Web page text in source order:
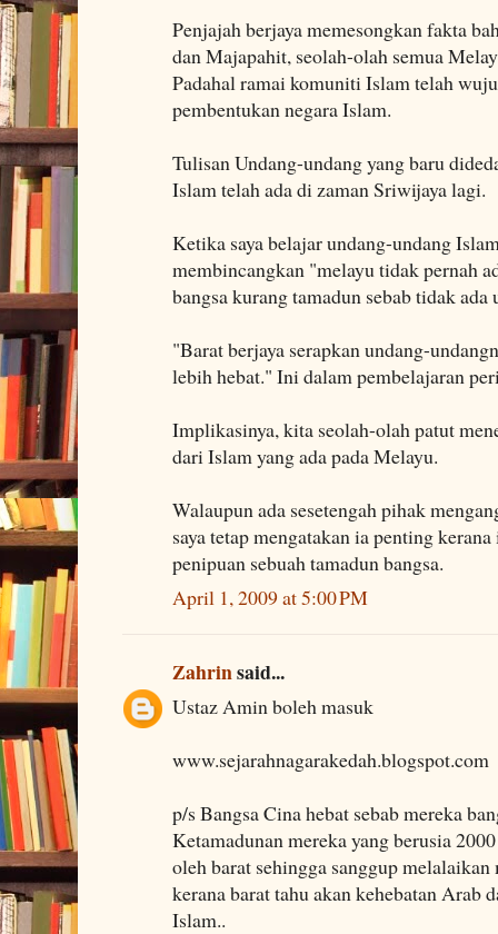
Penjajah berjaya memesongkan fakta
dan Majapahit, seolah-olah semua
Padahal ramai komuniti Islam telah
pembentukan negara Islam.
Tulisan Undang-undang yang baru
Islam telah ada di zaman Sriwijaya lagi.
Ketika saya belajar undang-undang
membincangkan "melayu tidak pernah
bangsa kurang tamadun sebab tidak
"Barat berjaya serapkan undang-
lebih hebat." Ini dalam pembelajaran
Implikasinya, kita seolah-olah patut
dari Islam yang ada pada Melayu.
Walaupun ada sesetengah pihak
saya tetap mengatakan ia penting
penipuan sebuah tamadun bangsa.
April 1, 2009 at 5:00 PM
Zahrinsaid...
Ustaz Amin boleh masuk
www.sejarahnagarakedah.blogspot.com
p/s Bangsa Cina hebat sebab mereka
Ketamadunan mereka yang berusia
oleh barat sehingga sanggup
kerana barat tahu akan kehebatan Arab
Islam..